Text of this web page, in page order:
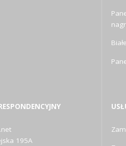
195A